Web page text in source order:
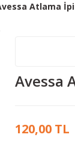
Atlama İpi
Avessa
120,00 TL